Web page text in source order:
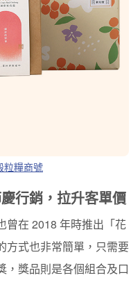
粒糧商號
行銷，拉升客單價
曾在 2018 年時推出「花
方式也非常簡單，只需要
，獎品則是各個組合及口